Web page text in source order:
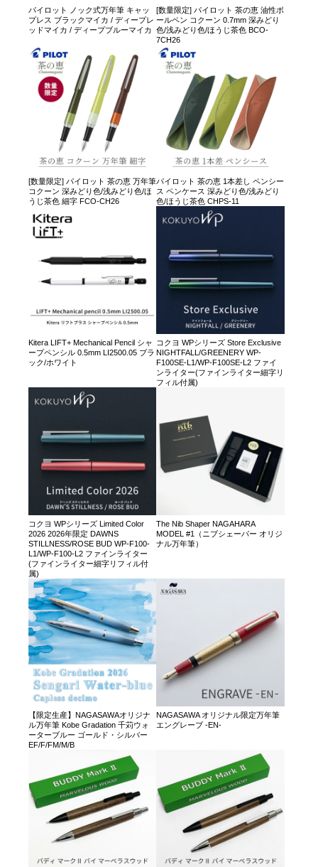
パイロット ノック式万年筆 キャッ
プレス ブラックマイカ / ディープレ
ッドマイカ / ディープブルーマイカ
[数量限定] パイロット 茶の恵 油性ボ
ールペン コクーン 0.7mm 深みどり
色/浅みどり色/ほうじ茶色 BCO-
7CH26
[数量限定] パイロット 茶の恵 万年筆
コクーン 深みどり色/浅みどり色/ほ
うじ茶色 細字 FCO-CH26
パイロット 茶の恵 1本差し ペンシー
ス ペンケース 深みどり色/浅みどり
色/ほうじ茶色 CHPS-11
Kitera LIFT+ Mechanical Pencil シャ
ープペンシル 0.5mm LI2500.05 ブラ
ック/ホワイト
コクヨ WPシリーズ Store Exclusive
NIGHTFALL/GREENERY WP-
F100SE-L1/WP-F100SE-L2 ファイ
ンライター(ファインライター細字リ
フィル付属)
コクヨ WPシリーズ Limited Color
2026 2026年限定 DAWNS
STILLNESS/ROSE BUD WP-F100-
L1/WP-F100-L2 ファインライター
(ファインライター細字リフィル付
属)
The Nib Shaper NAGAHARA
MODEL #1（ニブシェーパー オリジ
ナル万年筆）
【限定生産】NAGASAWAオリジナ
ル万年筆 Kobe Gradation 千苅ウォ
ーターブルー ゴールド・シルバー
EF/F/FM/M/B
NAGASAWA オリジナル限定万年筆
エングレーブ -EN-